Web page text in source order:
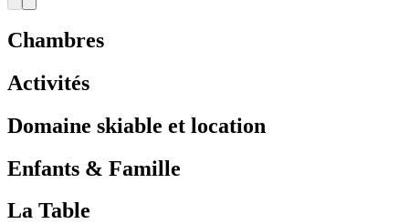
Chambres
Activités
Domaine skiable et location
Enfants & Famille
La Table